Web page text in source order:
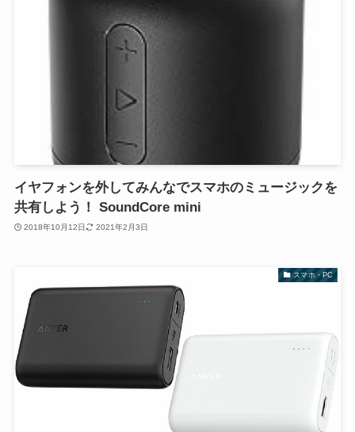
イヤフォンを外してみんなでスマホのミュージックを
共有しよう！ SoundCore mini
2018年10月12日 2021年2月3日
スマホ・PC